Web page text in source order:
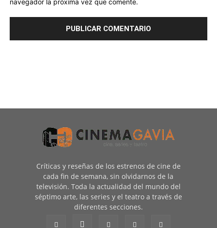
navegador la próxima vez que comente.
Críticas y reseñas de los estrenos de cine de
cada fin de semana, sin olvidarnos de la
televisión. Toda la actualidad del mundo del
séptimo arte, las series y el teatro a través de
diferentes secciones.